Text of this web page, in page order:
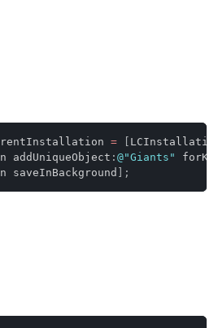
=
: @"Giants"
;